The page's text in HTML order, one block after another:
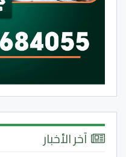
آخر الأخبار